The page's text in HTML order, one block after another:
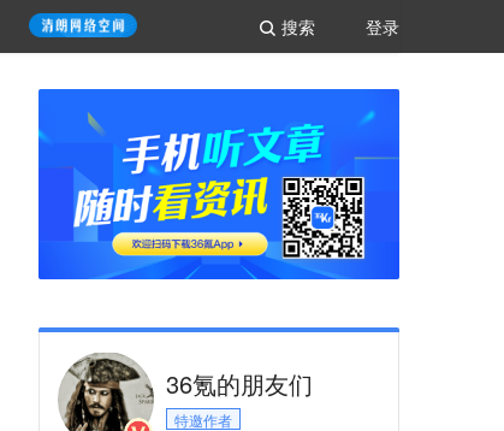
登录
搜索
36氪的朋友们
特邀作者